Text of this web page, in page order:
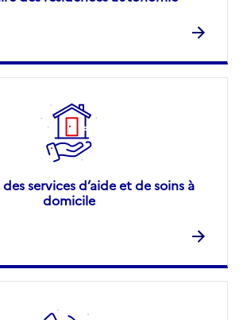
services d’aide et de soins à
domicile